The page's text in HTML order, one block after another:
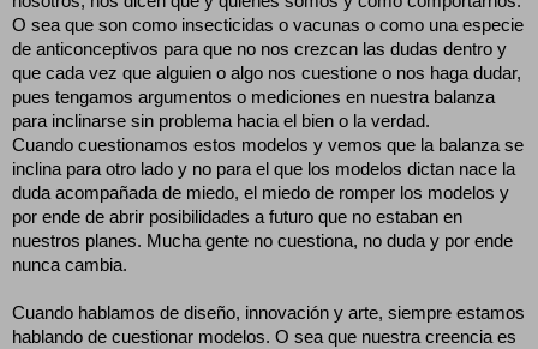
O sea que son como insecticidas o vacunas o como una especie
de anticonceptivos para que no nos crezcan las dudas dentro y
que cada vez que alguien o algo nos cuestione o nos haga dudar,
pues tengamos argumentos o mediciones en nuestra balanza
para inclinarse sin problema hacia el bien o la verdad.
Cuando cuestionamos estos modelos y vemos que la balanza se
inclina para otro lado y no para el que los modelos dictan nace la
duda acompañada de miedo, el miedo de romper los modelos y
por ende de abrir posibilidades a futuro que no estaban en
nuestros planes. Mucha gente no cuestiona, no duda y por ende
nunca cambia.
Cuando hablamos de diseño, innovación y arte, siempre estamos
hablando de cuestionar modelos. O sea que nuestra creencia es